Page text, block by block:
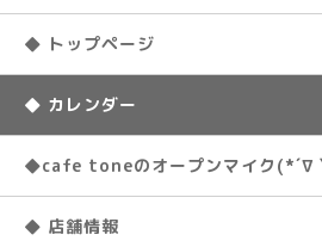
◆ トップページ
◆ カレンダー
◆cafe toneのオープンマイク
◆ 店舗情報